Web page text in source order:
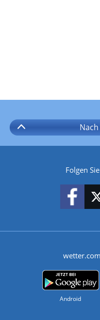
Folgen
Android